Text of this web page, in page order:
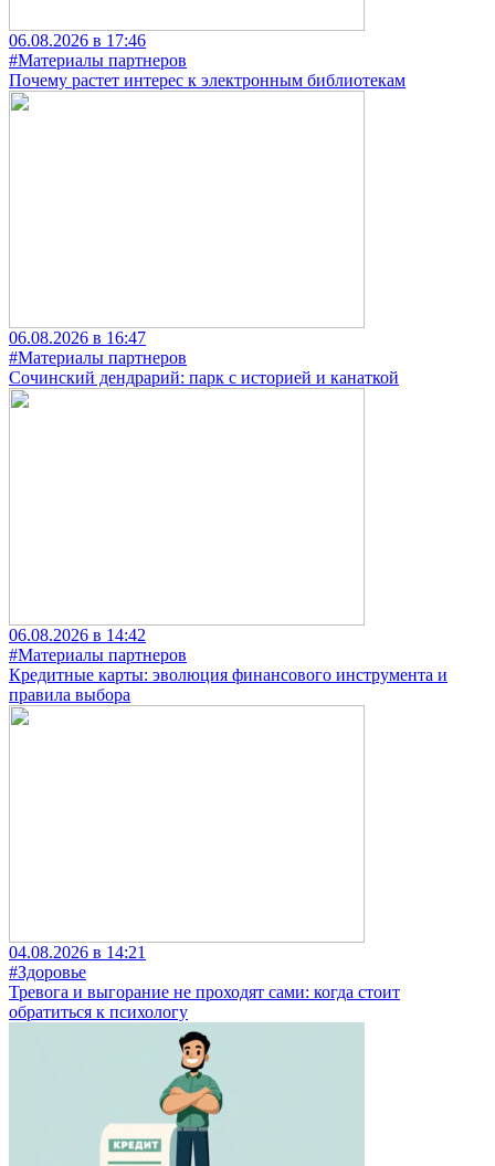
06.08.2026 в 17:46
#Материалы партнеров
Почему растет интерес к электронным библиотекам
06.08.2026 в 16:47
#Материалы партнеров
Сочинский дендрарий: парк с историей и канаткой
06.08.2026 в 14:42
#Материалы партнеров
Кредитные карты: эволюция финансового инструмента и
правила выбора
04.08.2026 в 14:21
#Здоровье
Тревога и выгорание не проходят сами: когда стоит
обратиться к психологу